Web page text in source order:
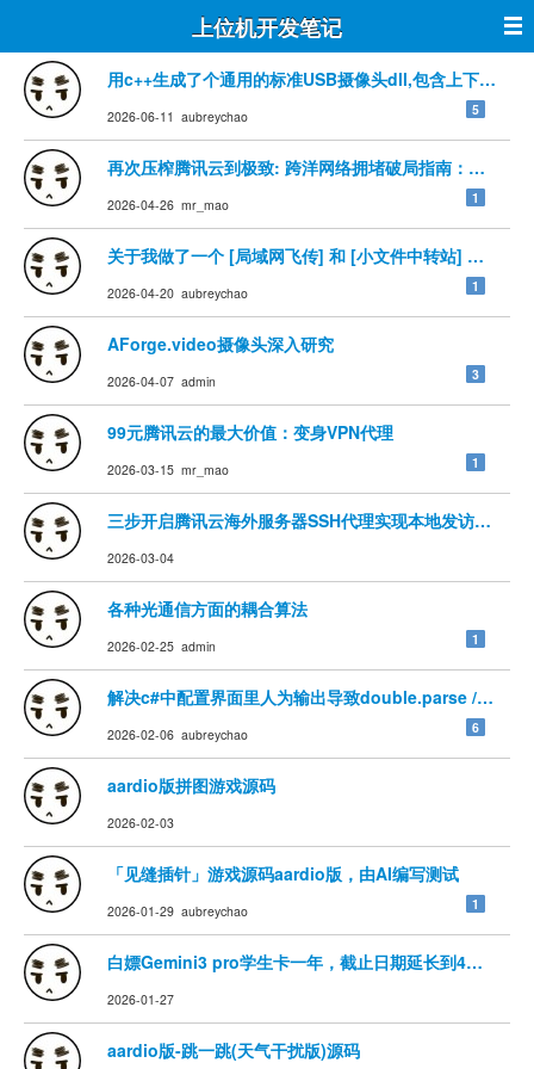
上位机开发笔记
用c++生成了个通用的标准USB摄像头dll,包含上下左右
2026-06-11 aubreychao 5
再次压榨腾讯云到极致: 跨洋网络拥堵破局指南：基于
2026-04-26 mr_mao 1
关于我做了一个 [局域网飞传] 和 [小文件中转站] 的网站
2026-04-20 aubreychao 1
AForge.video摄像头深入研究
2026-04-07 admin 3
99元腾讯云的最大价值：变身VPN代理
2026-03-15 mr_mao 1
三步开启腾讯云海外服务器SSH代理实现本地发访问外网
2026-03-04
各种光通信方面的耦合算法
2026-02-25 admin 1
解决c#中配置界面里人为输出导致double.parse /
2026-02-06 aubreychao 6
aardio版拼图游戏源码
2026-02-03
「见缝插针」游戏源码aardio版，由AI编写测试
2026-01-29 aubreychao 1
白嫖Gemini3 pro学生卡一年，截止日期延长到4月30日
2026-01-27
aardio版-跳一跳(天气干扰版)源码